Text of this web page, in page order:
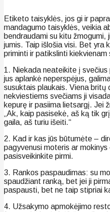
Etiketo taisyklės, jos gi ir
mandagumo taisyklės, veikia
bendraudami su kitu
jumis. Taip išlošia visi. Bet yra
priminti ir patikslinti
1. Niekada neateikite į
jus aplankė neperspėjus,
susuktais plaukais. Viena britų
nekviestiems svečiams ji
kepurę ir pasiima lietsargį. Jei
„Ak, kaip pasisekė, aš ką tik
gaila, aš turiu išeiti.“
2. Kad ir kas jūs būtumėte –
pagyvenusi moteris ar
pasisveikinkite pirmi.
3. Rankos paspaudimas: su
spaudžiant ranką, bet jei ji
paspausti, bet ne taip stipriai
4. Užsakymo apmokėjimo